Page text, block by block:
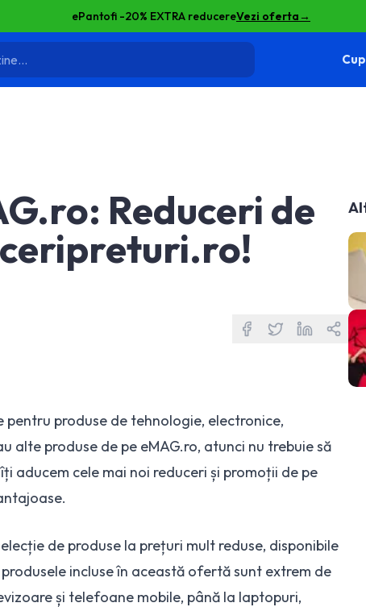
ePantofi -20% EXTRA reducereVezi oferta→
Reduceri de
produse de tehnologie, electronice,
alte produse de pe eMAG.ro, atunci nu trebuie să
îți aducem cele mai noi reduceri și promoții de pe
de produse la prețuri mult reduse, disponibile
incluse în această ofertă sunt extrem de
și telefoane mobile, până la laptopuri,